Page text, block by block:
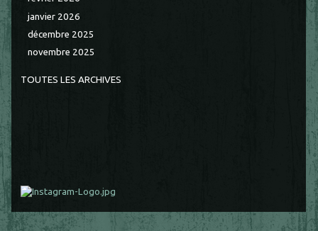
janvier 2026
décembre 2025
novembre 2025
TOUTES LES ARCHIVES